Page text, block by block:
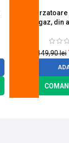
Set 4
aragaz, din
149,90lei